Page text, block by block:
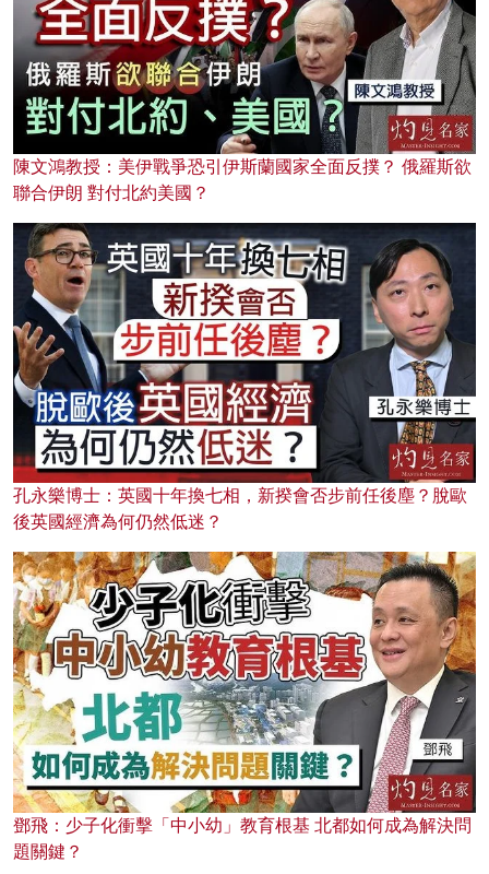
陳文鴻教授：美伊戰爭恐引伊斯蘭國家全面反撲？ 俄羅斯欲
聯合伊朗 對付北約美國？
孔永樂博士：英國十年換七相，新揆會否步前任後塵？脫歐
後英國經濟為何仍然低迷？
鄧飛：少子化衝擊「中小幼」教育根基 北都如何成為解決問
題關鍵？